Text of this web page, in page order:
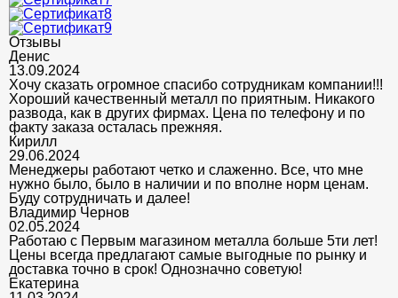
Отзывы
Денис
13.09.2024
Хочу сказать огромное спасибо сотрудникам компании!!!
Хороший качественный металл по приятным. Никакого
развода, как в других фирмах. Цена по телефону и по
факту заказа осталась прежняя.
Кирилл
29.06.2024
Менеджеры работают четко и слаженно. Все, что мне
нужно было, было в наличии и по вполне норм ценам.
Буду сотрудничать и далее!
Владимир Чернов
02.05.2024
Работаю с Первым магазином металла больше 5ти лет!
Цены всегда предлагают самые выгодные по рынку и
доставка точно в срок! Однозначно советую!
Екатерина